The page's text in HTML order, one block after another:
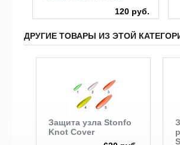
120 руб.
ДРУГИЕ ТОВАРЫ ИЗ ЭТОЙ
Защита узла Stonfo
Knot Cover